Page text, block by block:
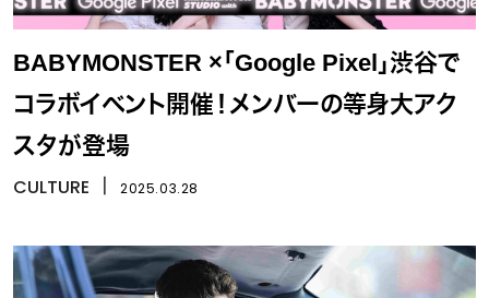
BABYMONSTER ×「Google Pixel」渋谷で
コラボイベント開催！メンバーの等身大アク
スタが登場
CULTURE 2025.03.28